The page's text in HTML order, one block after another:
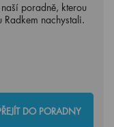
poradně, kterou
nachystali.
DO PORADNY